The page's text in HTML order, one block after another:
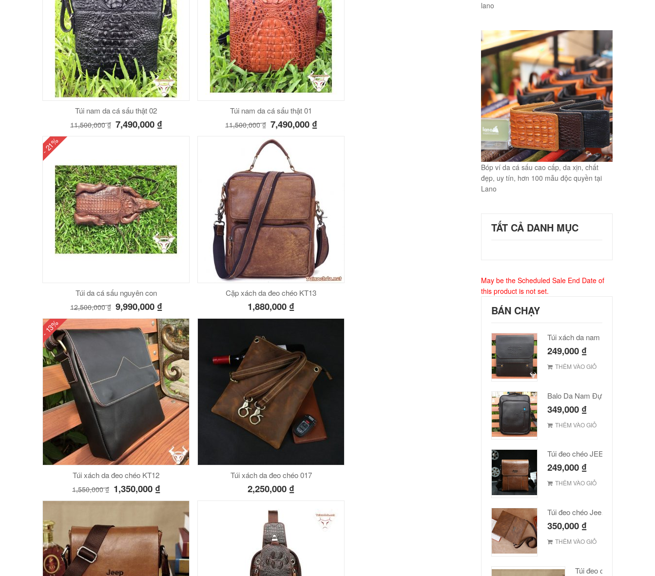
Túi nam da cá sấu thật 02
11,500,000₫ 7,490,000 ₫
Túi nam da cá sấu thật 01
11,500,000₫ 7,490,000 ₫
- 21%
Túi da cá sấu nguyên con
12,500,000₫ 9,990,000 ₫
Cặp xách da đeo chéo KT13
1,880,000 ₫
- 13%
Túi xách da đeo chéo KT12
1,550,000₫ 1,350,000 ₫
Túi xách da đeo chéo 017
2,250,000 ₫
lano
Bóp ví da cá sấu cao cấp, da xịn, chất
đẹp, uy tín, hơn 100 mẫu độc quyền tại
Lano
TẤT CẢ DANH MỤC
May be the Scheduled Sale End Date of
this product is not set.
BÁN CHẠY
249,000 ₫
THÊM VÀO GIỎ
Balo Da Nam Đựng Laptop Đẹp Giá Rẻ
349,000 ₫
THÊM VÀO GIỎ
249,000 ₫
THÊM VÀO GIỎ
Túi đeo chéo Jeep giá rẻ JR03
350,000 ₫
THÊM VÀO GIỎ
Túi đeo chéo JEEP giá